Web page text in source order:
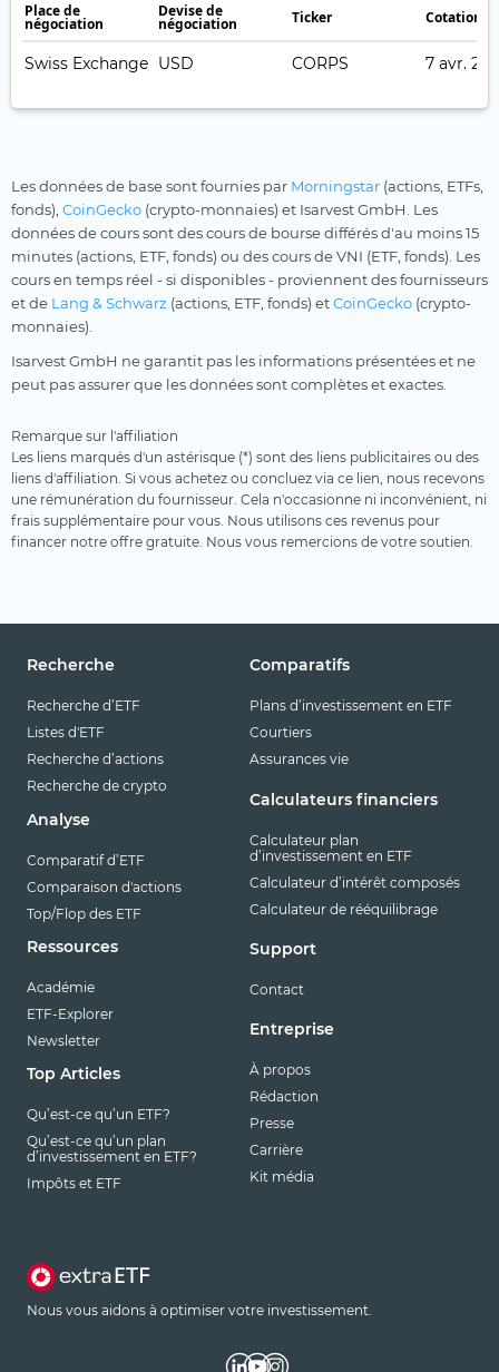
Place de
négociation
Devise de
négociation Ticker Cotation
Swiss Exchange USD CORPS 7 avr.
Les données de base sont fournies par Morningstar (actions, ETFs,
fonds), CoinGecko (crypto-monnaies) et Isarvest GmbH. Les
données de cours sont des cours de bourse différés d'au moins 15
minutes (actions, ETF, fonds) ou des cours de VNI (ETF, fonds). Les
cours en temps réel - si disponibles - proviennent des fournisseurs
et de Lang & Schwarz (actions, ETF, fonds) etCoinGecko (crypto-
monnaies).
Isarvest GmbH ne garantit pas les informations présentées et ne
peut pas assurer que les données sont complètes et exactes.
Remarque sur l'affiliation
Les liens marqués d'un astérisque (*) sont des liens publicitaires ou des
liens d'affiliation. Si vous achetez ou concluez via ce lien, nous recevons
une rémunération du fournisseur. Cela n'occasionne ni inconvénient, ni
frais supplémentaire pour vous. Nous utilisons ces revenus pour
financer notre offre gratuite. Nous vous remercions de votre soutien.
Recherche
Recherche d’ETF
Listes d'ETF
Recherche d’actions
Recherche de crypto
Analyse
Comparatif d’ETF
Comparaison d'actions
Top/Flop des ETF
Ressources
Académie
ETF-Explorer
Newsletter
Top Articles
Qu’est-ce qu’un ETF?
Qu’est-ce qu’un plan
d’investissement en ETF?
Impôts et ETF
Comparatifs
Plans d’investissement en ETF
Courtiers
Assurances vie
Calculateurs financiers
Calculateur plan
d’investissement en ETF
Calculateur d’intérêt composés
Calculateur de rééquilibrage
Support
Contact
Entreprise
À propos
Rédaction
Presse
Carrière
Kit média
Nous vous aidons à optimiser votre investissement.